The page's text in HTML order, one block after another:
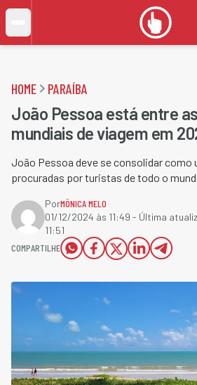
HOME PARAÍBA
João Pessoa está entre
mundiais de viagem em
João Pessoa deve se consolidar como
procuradas por turistas de todo o
PorMÔNICA MELO
01/12/2024 às 11:49 - Última
11:51
COMPARTILHE